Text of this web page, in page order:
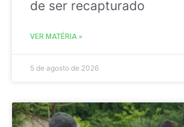
de ser recapturado
VER MATÉRIA »
5 de agosto de 2026